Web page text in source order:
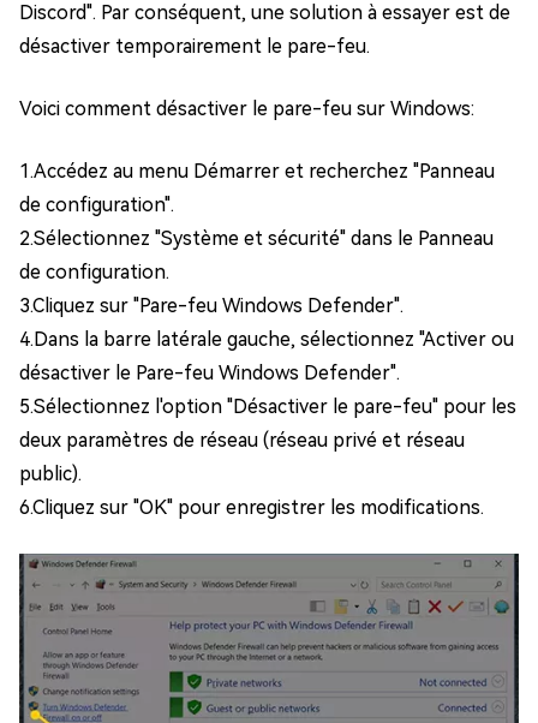
Discord". Par conséquent, une solution à essayer est de
désactiver temporairement le pare-feu.
Voici comment désactiver le pare-feu sur Windows:
1.Accédez au menu Démarrer et recherchez "Panneau
de configuration".
2.Sélectionnez "Système et sécurité" dans le Panneau
de configuration.
3.Cliquez sur "Pare-feu Windows Defender".
4.Dans la barre latérale gauche, sélectionnez "Activer ou
désactiver le Pare-feu Windows Defender".
5.Sélectionnez l'option "Désactiver le pare-feu" pour les
deux paramètres de réseau (réseau privé et réseau
public).
6.Cliquez sur "OK" pour enregistrer les modifications.